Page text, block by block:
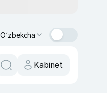
O‘zbekcha
Kabinet